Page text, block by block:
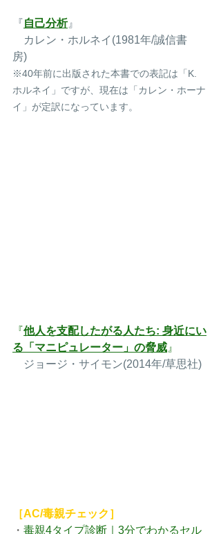
『自己分析』
カレン・ホルネイ(1981年/誠信書
房)
※40年前に出版された本書での表記は「K.
ホルネイ」ですが、現在は「カレン・ホーナ
イ」が定訳になっています。
『他人を支配したがる人たち: 身近にい
る「マニピュレーター」の脅威 』
ジョージ・サイモン(2014年/草思社)
［AC/毒親チェック］
・ 毒親4タイプ診断｜3分でわかるセル